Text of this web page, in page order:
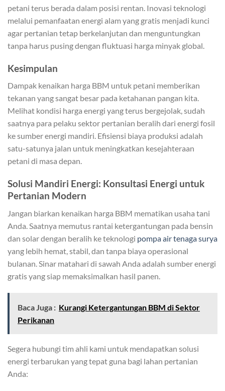
petani terus berada dalam posisi rentan. Inovasi teknologi
melalui pemanfaatan energi alam yang gratis menjadi kunci
agar pertanian tetap berkelanjutan dan menguntungkan
tanpa harus pusing dengan fluktuasi harga minyak global.
Kesimpulan
Dampak kenaikan harga BBM untuk petani memberikan
tekanan yang sangat besar pada ketahanan pangan kita.
Melihat kondisi harga energi yang terus bergejolak, sudah
saatnya para pelaku sektor pertanian beralih dari energi fosil
ke sumber energi mandiri. Efisiensi biaya produksi adalah
satu-satunya jalan untuk meningkatkan kesejahteraan
petani di masa depan.
Solusi Mandiri Energi: Konsultasi Energi untuk
Pertanian Modern
Jangan biarkan kenaikan harga BBM mematikan usaha tani
Anda. Saatnya memutus rantai ketergantungan pada bensin
dan solar dengan beralih ke teknologi pompa air tenaga surya
yang lebih hemat, stabil, dan tanpa biaya operasional
bulanan. Sinar matahari di sawah Anda adalah sumber energi
gratis yang siap memaksimalkan hasil panen.
Baca Juga : Kurangi Ketergantungan BBM di Sektor
Perikanan
Segera hubungi tim ahli kami untuk mendapatkan solusi
energi terbarukan yang tepat guna bagi lahan pertanian
Anda: